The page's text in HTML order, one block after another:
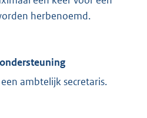
herbenoemd.
ambtelijk secretaris.